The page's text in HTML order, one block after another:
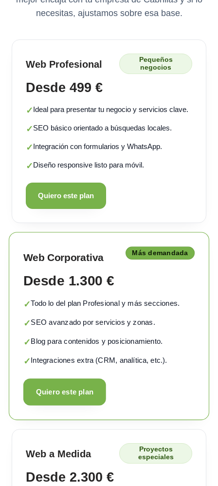
necesitas, ajustamos sobre esa base.
Web Profesional
Pequeños
negocios
Desde 499 €
✓Ideal para presentar tu negocio y servicios clave.
✓SEO básico orientado a búsquedas locales.
✓Integración con formularios y WhatsApp.
✓Diseño responsive listo para móvil.
Quiero este plan
Web Corporativa Más demandada
Desde 1.300 €
✓Todo lo del plan Profesional y más secciones.
✓SEO avanzado por servicios y zonas.
✓Blog para contenidos y posicionamiento.
✓Integraciones extra (CRM, analítica, etc.).
Quiero este plan
Web a Medida
Proyectos
especiales
Desde 2.300 €